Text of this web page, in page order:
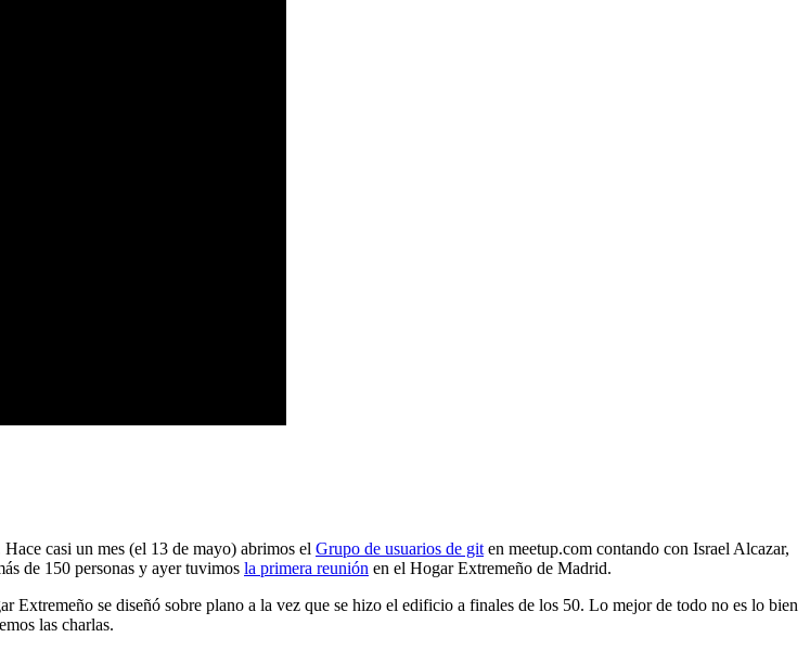
casi un mes (el 13 de mayo) abrimos el Grupo de usuarios de git en meetup.com contando con Israel Alcazar,
de 150 personas y ayer tuvimos la primera reunión en el Hogar Extremeño de Madrid.
se diseñó sobre plano a la vez que se hizo el edificio a finales de los 50. Lo mejor de todo no es lo bien
las charlas.